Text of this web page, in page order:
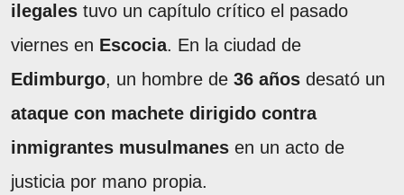
ilegales tuvo un capítulo crítico el pasado
viernes en Escocia. En la ciudad de
Edimburgo, un hombre de 36 años desató un
ataque con machete dirigido contra
inmigrantes musulmanes en un acto de
justicia por mano propia.